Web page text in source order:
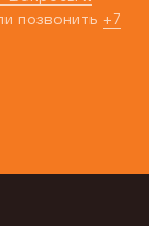
позвонить +7